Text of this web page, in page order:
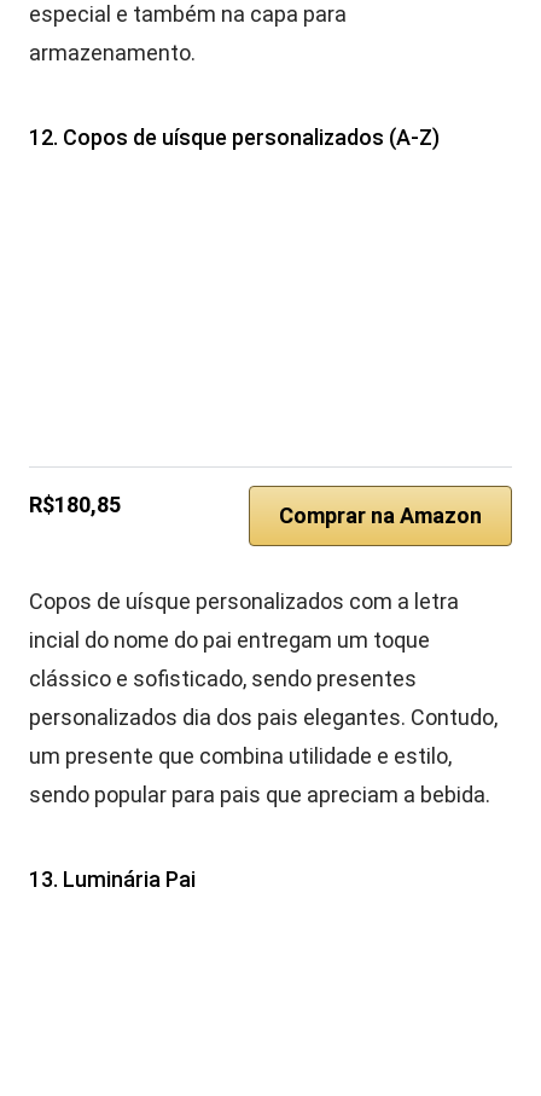
especial e também na capa para
armazenamento.
12. Copos de uísque personalizados (A-Z)
R$180,85 Comprar na Amazon
Copos de uísque personalizados com a letra
incial do nome do pai entregam um toque
clássico e sofisticado, sendo presentes
personalizados dia dos pais elegantes. Contudo,
um presente que combina utilidade e estilo,
sendo popular para pais que apreciam a bebida.
13. Luminária Pai